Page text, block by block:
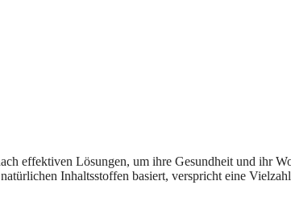
effektiven Lösungen, um ihre Gesundheit und ihr
Inhaltsstoffen basiert, verspricht eine